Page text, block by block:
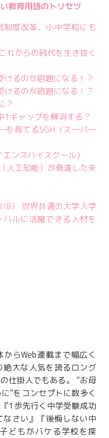
教育用語のトリセツ
制度改革、小中学校にも
れからの時代を生き抜く
けるのが宿題になる！？
けるのが宿題になる！？
？
1ギャップを解消する？
を育てるSGH（スーパー
ンスハイスクール）
人工知能）が発達した未
IB） 世界共通の大学入学
ルに活躍できる人材を
らWeb連載まで幅広く
大な人気を誇るロング
仕掛人でもある。 “お母
”をコンセプトに数多く
1歩先行く中学受験成功
さい』『後悔しない中
どもがバケる学校を探